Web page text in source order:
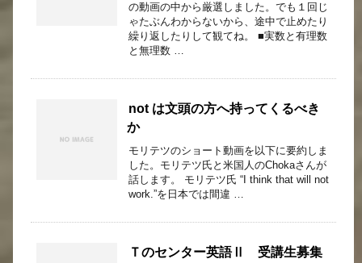
の動画の中から厳選しました。でも１回じ
ゃたぶんわからないから、途中で止めたり
繰り返したりして観てね。 ■実数と有理数
と無理数 …
not は文頭の方へ持ってくるべき
か
モリテツのショート動画を以下に要約しま
した。モリテツ氏と米国人のChokaさんが
話します。 モリテツ氏 “I think that will not
work.”を日本では間違 …
Ｔのセンター英語Ⅱ 受講生募集